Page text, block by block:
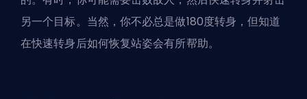
另一个目标。当然，你不必总是做180度转身，但知道
在快速转身后如何恢复站姿会有所帮助。